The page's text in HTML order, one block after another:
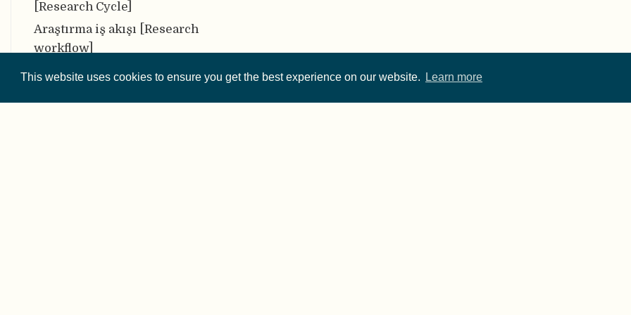
This website uses cookies to ensure you get the best experience on our website. Learn more
[Research Cycle]
Araştırma iş akışı [Research
workflow]
Araştırma Protokolü